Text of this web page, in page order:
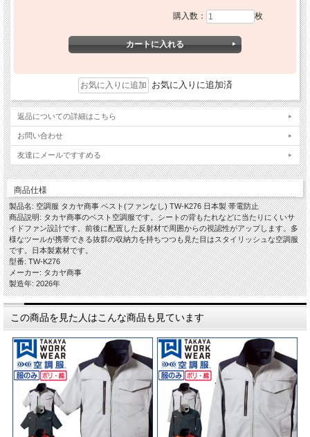
購入数： 枚
お気に入りに追加済
返品についての詳細はこちら
お問い合わせ
友達にメールですすめる
商品仕様
製品名: 空調服 タカヤ商事 ベスト(ファンなし) TW-K276 日本製 帯電防止
商品説明: タカヤ商事のベスト空調服です。シートの背もたれなどに当たりにくいサ
イドファン設計です。前後に配置した反射材で周囲からの視認性がアップします。多
様なツールが携帯できる抜群の収納力を持ちつつも見た目はスタイリッシュな空調服
です。日本製素材です。
型番: TW-K276
メーカー: タカヤ商事
製造年: 2026年
この商品を見た人はこんな商品も見ています